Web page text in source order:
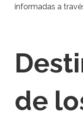
informadas a
de